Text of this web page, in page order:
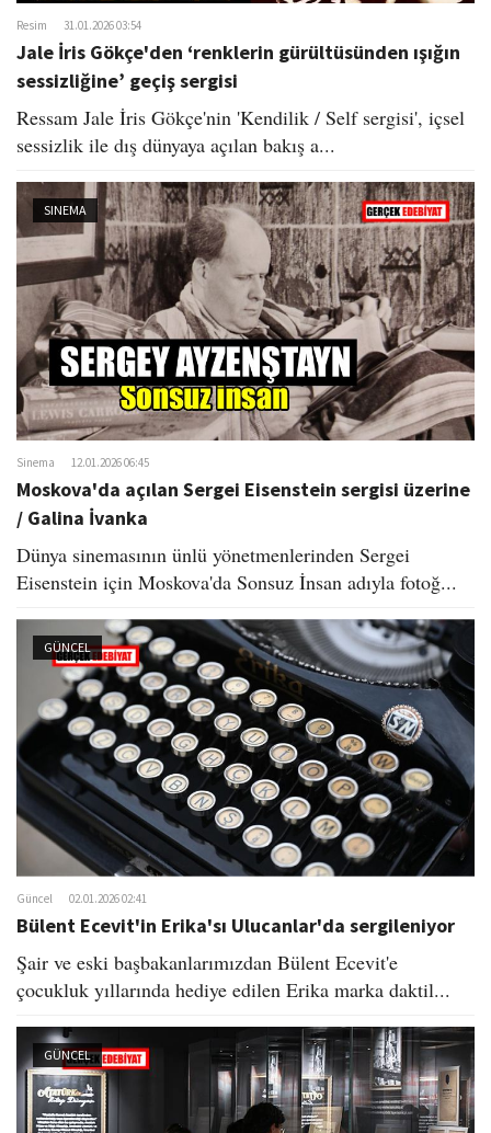
Resim 31.01.2026 03:54
Jale İris Gökçe'den ‘renklerin gürültüsünden ışığın
sessizliğine’ geçiş sergisi
Ressam Jale İris Gökçe'nin 'Kendilik / Self sergisi', içsel
sessizlik ile dış dünyaya açılan bakış a...
SINEMA
Sinema 12.01.2026 06:45
Moskova'da açılan Sergei​ Eisenstein sergisi üzerine
/ Galina İvanka
Dünya sinemasının ünlü yönetmenlerinden Sergei
Eisenstein için Moskova'da Sonsuz İnsan adıyla fotoğ...
GÜNCEL
Güncel 02.01.2026 02:41
Bülent Ecevit'in Erika'sı Ulucanlar'da sergileniyor
Şair ve eski başbakanlarımızdan Bülent Ecevit'e
çocukluk yıllarında hediye edilen Erika marka daktil...
GÜNCEL